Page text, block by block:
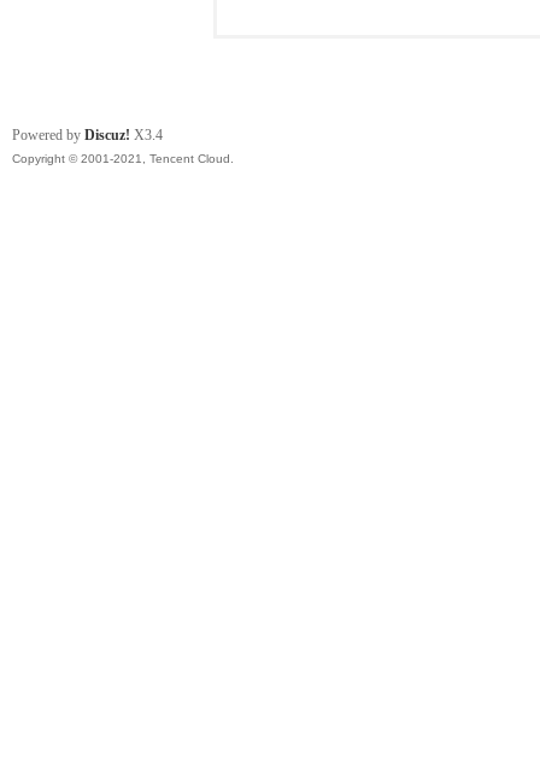
Powered by Discuz! X3.4
Copyright © 2001-2021, Tencent Cloud.